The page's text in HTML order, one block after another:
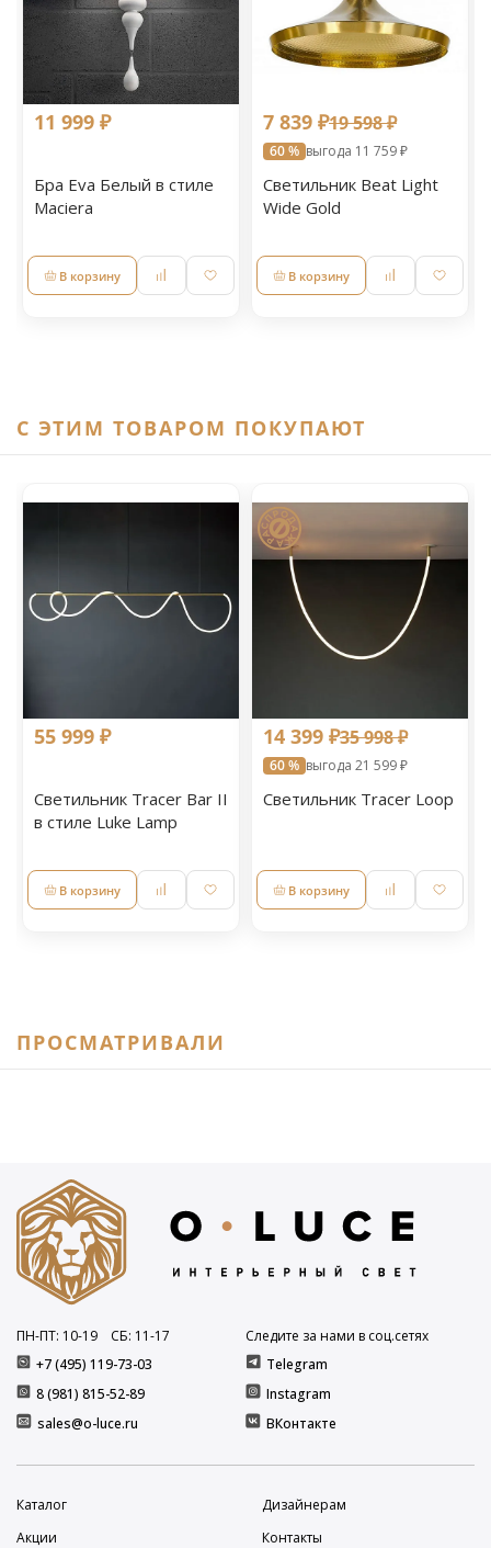
11 999 ₽
Бра Eva Белый в стиле
Maciera
В корзину
7 839 ₽19 598 ₽
60 % выгода 11 759 ₽
Светильник Beat Light
Wide Gold
В корзину
C ЭТИМ ТОВАРОМ ПОКУПАЮТ
55 999 ₽
Светильник Tracer Bar II
в стиле Luke Lamp
В корзину
14 399 ₽35 998 ₽
60 % выгода 21 599 ₽
Светильник Tracer Loop
В корзину
ПРОСМАТРИВАЛИ
+7 (495) 119-73-03
8 (981) 815-52-89
ПН-ПТ: 10-19 СБ: 11-17
sales@o-luce.ru
Следите за нами в соц.сетях
Telegram
Instagram
ВКонтакте
Каталог
Дизайнерам
Акции
Контакты